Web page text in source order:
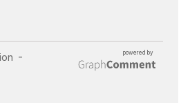
INSUFFISANCE
CARDIAQUE : LES